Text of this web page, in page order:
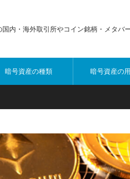
国内・海外取引所やコイン銘柄・メタ
暗号資産の種類 暗号資産の